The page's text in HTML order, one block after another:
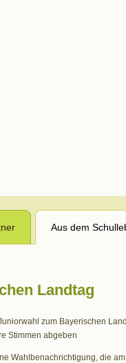
Aus dem
Landtag
zum Bayerischen
Stimmen abgeben
Wahlbenachrichtigung, die